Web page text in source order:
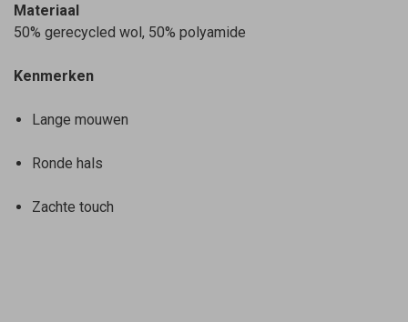
Materiaal
50% gerecycled wol, 50% polyamide
Kenmerken
Lange mouwen
Ronde hals
Zachte touch